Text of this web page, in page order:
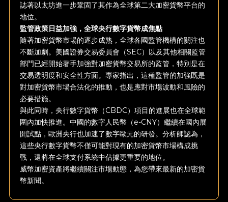
誌著以太坊進一步鞏固了其作為全球第二大加密貨幣平台的
地位。
監管政策日益加強，全球央行數字貨幣成焦點
隨著加密貨幣市場的逐步成熟，全球各國監管機構的關注也
不斷加劇。美國證券交易委員會（SEC）以及其他相關監管
部門已經開始著手加強對加密貨幣交易所的監管，特別是在
交易透明度和安全性方面。專家指出，這種監管的加強既是
對加密貨幣市場合法化的推動，也是應對市場波動和風險的
必要措施。
與此同時，央行數字貨幣（CBDC）項目的進展也在全球範
圍內加快推進。中國的數字人民幣（e-CNY）繼續在國內展
開試點，歐洲央行也加速了數字歐元的研發。分析師認為，
這些央行數字貨幣不僅可能對現有的加密貨幣市場構成挑
戰，還將在全球支付系統中佔據更重要的地位。
威幣加密資產將繼續關注市場動態，為您帶來最新的加密貨
幣新聞。